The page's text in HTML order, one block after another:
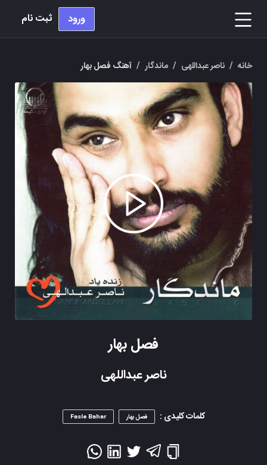
ورود ثبت نام
خانه / ناصر عبداللهی / ماندگار / آهنگ فصل بهار
فصل بهار
ناصر عبداللهی
کلمات کلیدی : فصل بهار Fasle Bahar